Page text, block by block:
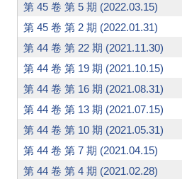
第 45 卷 第 5 期 (2022.03.15)
第 45 卷 第 2 期 (2022.01.31)
第 44 卷 第 22 期 (2021.11.30)
第 44 卷 第 19 期 (2021.10.15)
第 44 卷 第 16 期 (2021.08.31)
第 44 卷 第 13 期 (2021.07.15)
第 44 卷 第 10 期 (2021.05.31)
第 44 卷 第 7 期 (2021.04.15)
第 44 卷 第 4 期 (2021.02.28)